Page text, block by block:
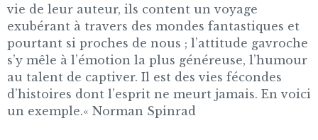
vie de leur auteur, ils content un voyage
exubérant à travers des mondes fantastiques et
pourtant si proches de nous ; l’attitude gavroche
s’y mêle à l’émotion la plus généreuse, l’humour
au talent de captiver. Il est des vies fécondes
d’histoires dont l’esprit ne meurt jamais. En voici
un exemple.« Norman Spinrad